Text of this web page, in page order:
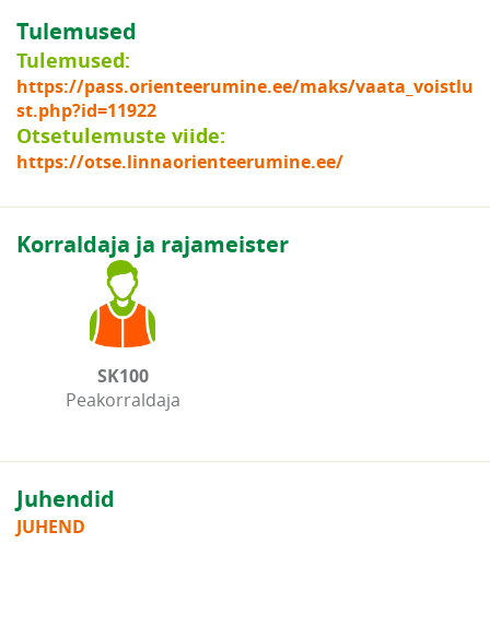
Tulemused
Tulemused:
https://pass.orienteerumine.ee/maks/vaata_voistlu
st.php?id=11922
Otsetulemuste viide:
https://otse.linnaorienteerumine.ee/
Korraldaja ja rajameister
SK100
Peakorraldaja
Juhendid
JUHEND